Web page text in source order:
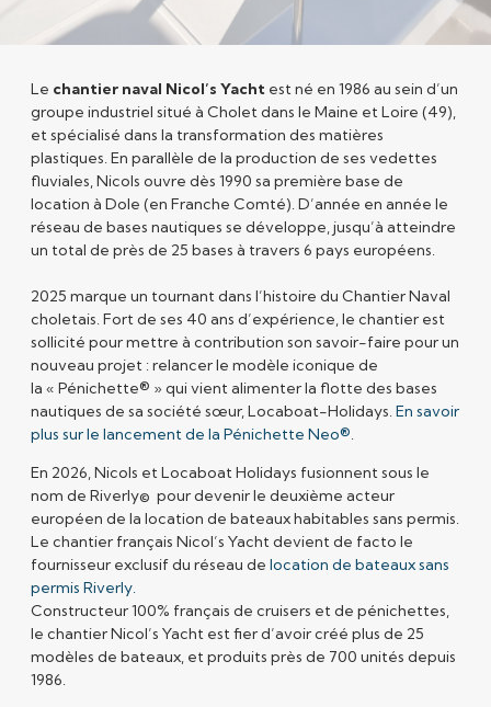
Le chantier naval Nicol’s Yacht est né en 1986 au sein d’un
groupe industriel situé à Cholet dans le Maine et Loire (49),
et spécialisé dans la transformation des matières
plastiques. En parallèle de la production de ses vedettes
fluviales, Nicols ouvre dès 1990 sa première base de
location à Dole (en Franche Comté). D’année en année le
réseau de bases nautiques se développe, jusqu’à atteindre
un total de près de 25 bases à travers 6 pays européens.
2025 marque un tournant dans l’histoire du Chantier Naval
choletais. Fort de ses 40 ans d’expérience, le chantier est
sollicité pour mettre à contribution son savoir-faire pour un
nouveau projet : relancer le modèle iconique de
la « Pénichette® » qui vient alimenter la flotte des bases
nautiques de sa société sœur, Locaboat-Holidays. En savoir
plus sur le lancement de la Pénichette Neo®
En 2026, Nicols et Locaboat Holidays fusionnent sous le
nom de Riverly© pour devenir le deuxième acteur
européen de la location de bateaux habitables sans permis.
Le chantier français Nicol’s Yacht devient de facto le
fournisseur exclusif du réseau de location de bateaux sans
permis Riverly
Constructeur 100% français de cruisers et de pénichettes,
le chantier Nicol’s Yacht est fier d’avoir créé plus de 25
modèles de bateaux, et produits près de 700 unités depuis
1986.